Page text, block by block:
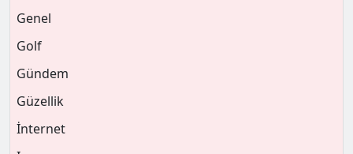
Genel
Golf
Gündem
Güzellik
İnternet